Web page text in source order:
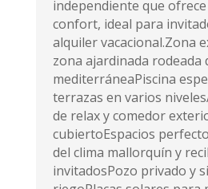
independiente que
confort, ideal para
alquiler vacacional.Zona
zona ajardinada rodeada
mediterráneaPiscina
terrazas en varios
de relax y comedor
cubiertoEspacios
del clima mallorquín y
invitadosPozo privado y